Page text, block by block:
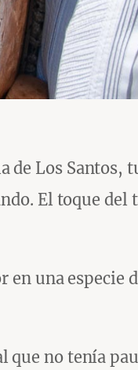
de Los
El toque del
en una
no tenía